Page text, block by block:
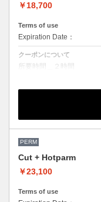
￥18,700
Terms of use
Expiration Date：
クーポンについて
所要時間＿２時間
通常のケアパーマ、ナチ
●デザインパーマ、デジ
●パーマはデザインによ
す。
せ。
●担当者により指名料がか
PERM
Cut + Hotparm
￥23,100
Terms of use